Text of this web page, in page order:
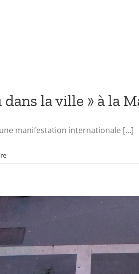
dans la ville » à la
manifestation internationale [...]